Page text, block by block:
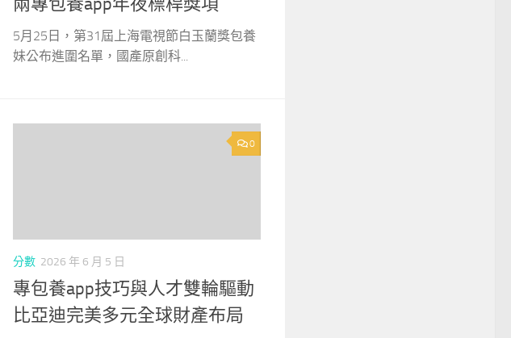
5月25日，第31屆上海電視節白玉蘭獎包養
妹公布進圍名單，國產原創科...
0
分數 2026 年 6 月 5 日
專包養app技巧與人才雙輪驅動
比亞迪完美多元全球財產布局